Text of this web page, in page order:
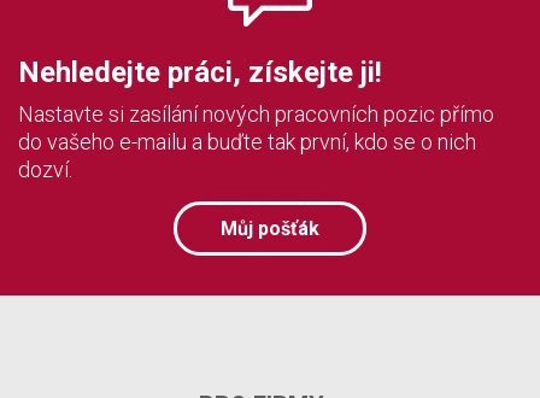
Nehledejte práci, získejte ji!
Nastavte si zasílání nových pracovních pozic přímo
do vašeho e-mailu a buďte tak první, kdo se o nich
dozví.
Můj pošťák